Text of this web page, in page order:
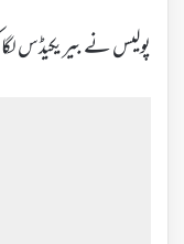
پولیس نے بیریکیڈس